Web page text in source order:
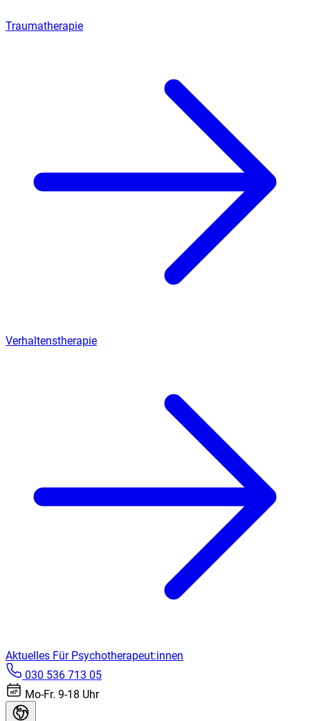
Traumatherapie
Verhaltenstherapie
Aktuelles Für Psychotherapeut:innen
030 536 713 05
Mo-Fr. 9-18 Uhr